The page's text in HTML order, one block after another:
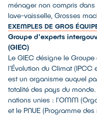
ménager non compris dans
lave-vaisselle, Grosses
EXEMPLES DE GROS
Groupe d'experts
(GIEC)
Le GIEC désigne le
l'Évolution du Climat (IPCC
est un organisme auquel
totalité des pays du
nations unies : l’OMM
et le PNUE (Programme